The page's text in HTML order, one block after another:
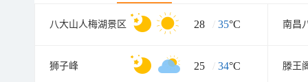
八大山人梅湖景区 28 / 35°C
狮子峰 25 / 34°C 滕王